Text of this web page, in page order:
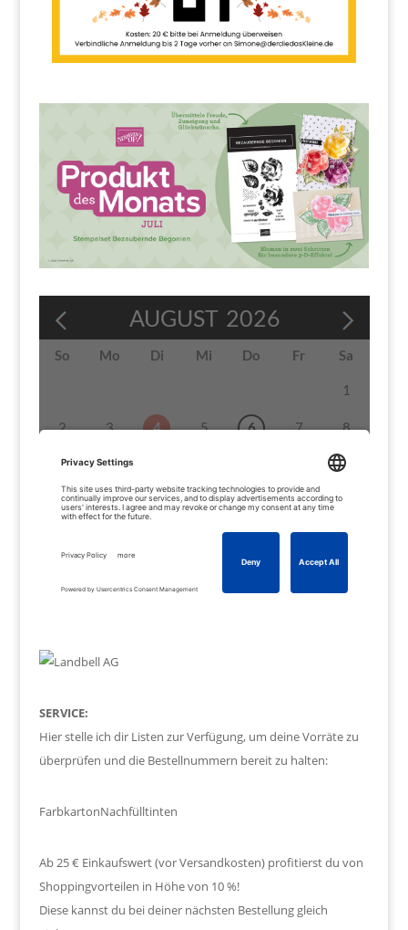
SERVICE:
Hier stelle ich dir Listen zur Verfügung, um deine Vorräte zu
überprüfen und die Bestellnummern bereit zu halten:
FarbkartonNachfülltinten
Ab 25 € Einkaufswert (vor Versandkosten) profitierst du von
Shoppingvorteilen in Höhe von 10 %!
Diese kannst du bei deiner nächsten Bestellung gleich